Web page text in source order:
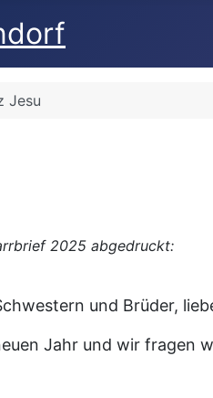
Jesu
2025 abgedruckt:
und Brüder,
Jahr und wir fragen